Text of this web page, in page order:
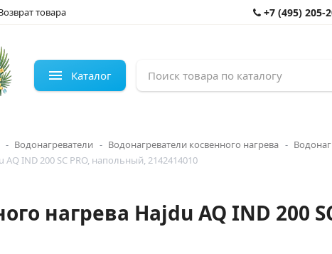
товара +7 (495)
Каталог
Водонагреватели Водонагреватели косвенного нагрева
IND 200 SC PRO, напольный, 2142414010
нагрева Hajdu AQ IND 200